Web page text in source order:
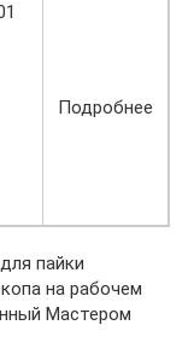
Подробнее
пайки
на рабочем
Мастером